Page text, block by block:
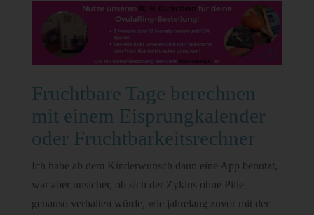
Fruchtbare Tage berechnen
mit einem Eisprungkalender
oder Fruchtbarkeitsrechner
Ich habe ab dem Kinderwunsch dann eine App benutzt,
war aber unsicher, ob sich der Zyklus ohne Pille
genauso verhalten würde, wie jahrelang zuvor mit der